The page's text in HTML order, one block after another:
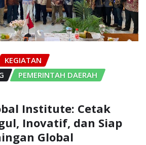
KEGIATAN
PEMERINTAH DAERAH
Institute: Cetak
Inovatif, dan Siap
Global